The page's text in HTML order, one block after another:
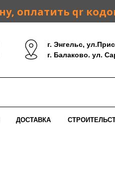
оплатить qr
г. Энгельс,
г. Балаково. ул.
ДОСТАВКА